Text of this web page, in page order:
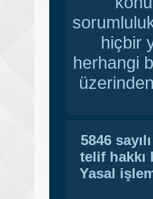
hiçbir
herhangi
5846
telif hakkı
Yasal